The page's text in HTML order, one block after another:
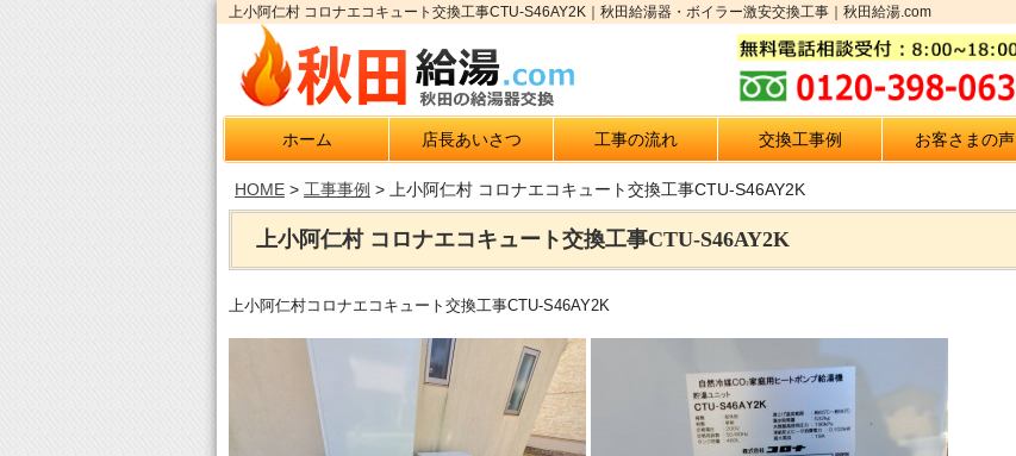
上小阿仁村 コロナエコキュート交換工事CTU-S46AY2K｜秋田給湯器・ボイラー激安交換工事｜秋田給湯.com
ホーム 店長あいさつ 工事の流れ 交換工事例 お客さまの声
HOME > 工事事例 > 上小阿仁村 コロナエコキュート交換工事CTU-S46AY2K
上小阿仁村 コロナエコキュート交換工事CTU-S46AY2K
上小阿仁村コロナエコキュート交換工事CTU-S46AY2K